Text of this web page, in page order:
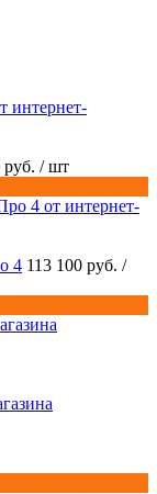
руб. / шт
4 113 100 руб. /